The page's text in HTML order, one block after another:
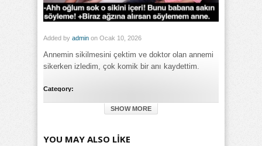
Added by admin on Ocak 10, 2026
Annemin sikilmesini çektim ve doktor olan annemi
sikerken izledim, çok komik bir anı kaydettim.
Category:
Sikerken İzledim porno izle
,Annemi Doktor Çektim ve
SHOW MORE
YOU MAY ALSO LIKE